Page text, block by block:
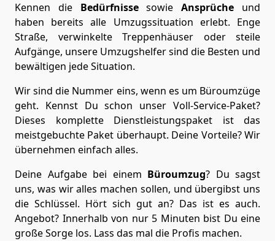
Kennen die BedürfnissesowieAnsprüche und
haben bereits alle Umzugssituation erlebt. Enge
Straße, verwinkelte Treppenhäuser oder steile
Aufgänge, unsere Umzugshelfer sind die Besten und
bewältigen jede Situation.
Wir sind die Nummer eins, wenn es um Büroumzüge
geht. Kennst Du schon unser Voll-Service-Paket?
Dieses komplette Dienstleistungspaket ist das
meistgebuchte Paket überhaupt. Deine Vorteile? Wir
übernehmen einfach alles.
Deine Aufgabe bei einem Büroumzug? Du sagst
uns, was wir alles machen sollen, und übergibst uns
die Schlüssel. Hört sich gut an? Das ist es auch.
Angebot? Innerhalb von nur 5 Minuten bist Du eine
große Sorge los. Lass das mal die Profis machen.